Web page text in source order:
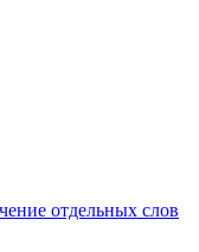
отдельных слов